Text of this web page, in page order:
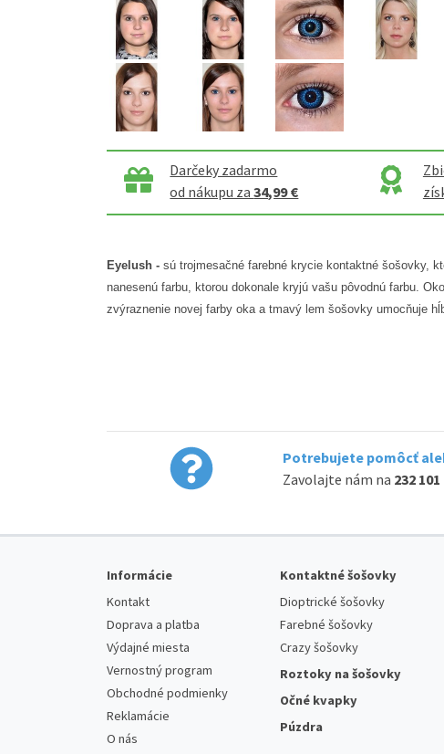
Darčeky zadarmo
od nákupu za34,99 €
Eyelush - sú trojmesačné farebné krycie kontaktné šošovky,
nanesenú farbu, ktorou dokonale kryjú vašu pôvodnú farbu.
zvýraznenie novej farby oka a tmavý lem šošovky umocňuje
Potrebujete pomôcť
Zavolajte nám na 232 101
Informácie
Kontakt
Doprava a platba
Výdajné miesta
Vernostný program
Obchodné podmienky
Reklamácie
O nás
Kontaktné šošovky
Dioptrické šošovky
Farebné šošovky
Crazy šošovky
Roztoky na šošovky
Očné kvapky
Púzdra